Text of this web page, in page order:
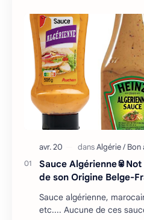
Sauce
de son Origine Belge-
Sauce algérienne,
etc.... Aucune de ces